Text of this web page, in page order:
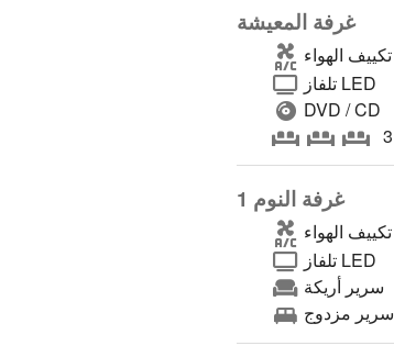
غرفة المعيشة
تكييف الهواء
تلفاز LED
DVD / CD
غرفة النوم 1
تكييف الهواء
تلفاز LED
سرير أريكة
سرير مزدوج